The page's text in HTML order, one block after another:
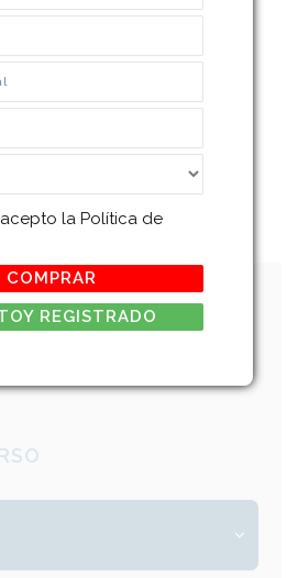
en el campo de la
ponerla en marcha.
acepto laPolítica de
COMPRAR
REGISTRADO